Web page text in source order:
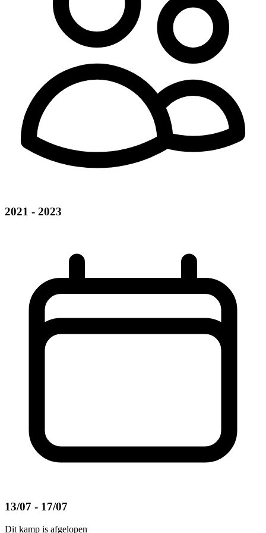
2021 - 2023
13/07 - 17/07
Dit kamp is afgelopen